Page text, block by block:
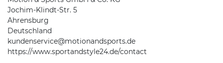
Jochim-Klindt-Str. 5
Ahrensburg
Deutschland
kundenservice@motionandsports.de
https://www.sportandstyle24.de/contact